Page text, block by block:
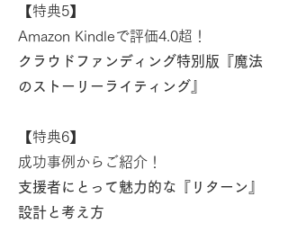
【特典5】
Amazon Kindleで評価4.0超！
クラウドファンディング特別版『魔法
のストーリーライティング』
【特典6】
成功事例からご紹介！
支援者にとって魅力的な『リターン』
設計と考え方